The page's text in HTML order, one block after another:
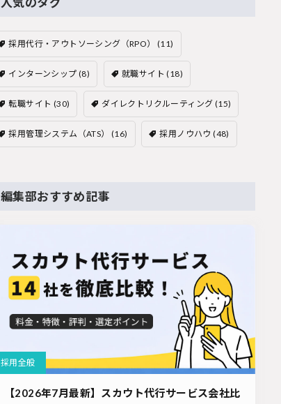
採用代行・アウトソーシング（RPO） (11)
インターンシップ (8) 就職サイト (18)
転職サイト (30) ダイレクトリクルーティング (15)
採用管理システム（ATS） (16) 採用ノウハウ (48)
編集部おすすめ記事
採用全般
【2026年7月最新】スカウト代行サービス会社比